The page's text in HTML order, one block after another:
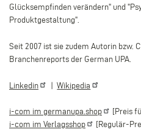
Glücksempfinden verändern" und
Produktgestaltung".
Seit 2007 ist sie zudem Autorin bzw.
Branchenreports der German UPA.
Linkedin |Wikipedia
i-com im germanupa.shop
[Preis
i-com im Verlagsshop [Regulär-